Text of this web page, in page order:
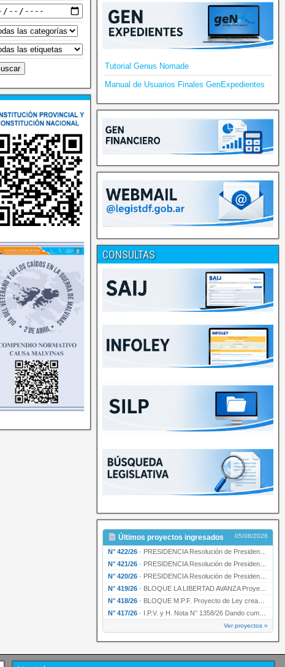
Tutorial Genus Nomade
Manual de Usuarios Finales GenExpedientes
CONSULTAS
Últimos proyectos ingresados 05/08/2026
N° 422/26 · PRESIDENCIA Resolución de Presidencia N° 200/26 para su ratificación.
N° 421/26 · PRESIDENCIA Resolución de Presidencia N° 199/26 para su ratificación.
N° 420/26 · PRESIDENCIA Resolución de Presidencia N° 198/26 para su ratificación.
N° 419/26 · BLOQUE LA LIBERTAD AVANZA Proyecto de Ley declarando la esencialidad del servicio educativ…
N° 418/26 · BLOQUE M.P.F. Proyecto de Ley creando el Ente Único Regulador de servicios públicos de la …
N° 417/26 · I.P.V. y H. Nota N° 1358/26 Dando cumplimiento al artículo 29 de la Ley provincial N° 1399…
Ver proyectos »